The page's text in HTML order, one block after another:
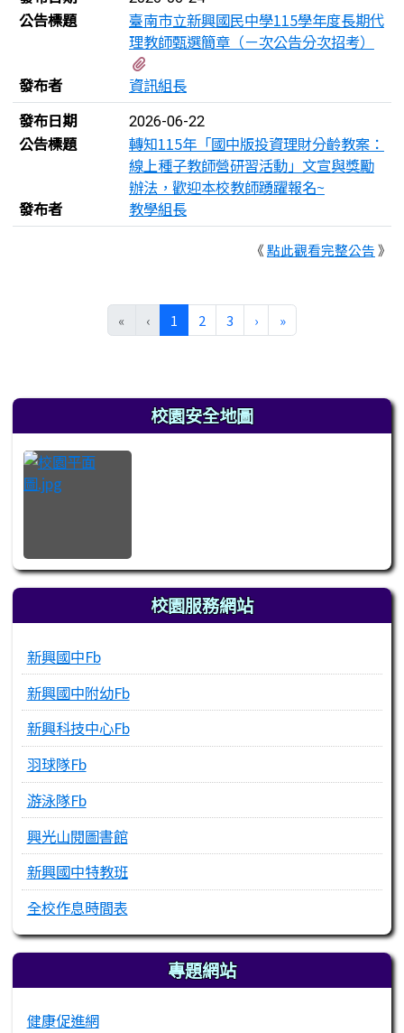
公告標題
臺南市立新興國民中學115學年度長期代
理教師甄選簡章（ㄧ次公告分次招考）
發布者
資訊組長
發布日期
2026-06-22
公告標題
轉知115年「國中版投資理財分齡教案：
線上種子教師營研習活動」文宣與獎勵
辦法，歡迎本校教師踴躍報名~
發布者
教學組長
《點此觀看完整公告》
« ‹ 1 (目前頁次)
2 3 ›下一頁
»最後頁
左邊區域內容 校園安全地圖
校園服務網站
新興國中Fb
新興國中附幼Fb
新興科技中心Fb
羽球隊Fb
游泳隊Fb
興光山閱圖書館
新興國中特教班
全校作息時間表
專題網站
健康促進網